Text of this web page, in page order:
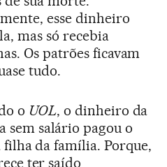
esse dinheiro
mas só recebia
Os patrões ficavam
tudo.
o UOL, o dinheiro da
sem salário pagou o
da família. Porque,
ter saído